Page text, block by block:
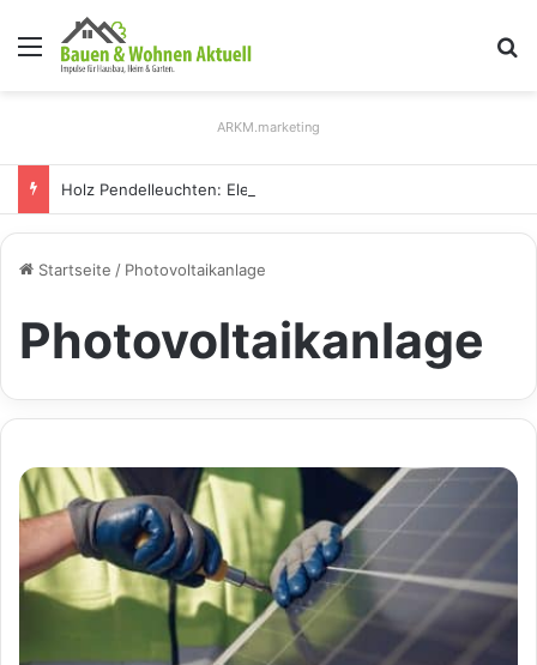
Menü
ARKM.marketing
Startseite / Photovoltaikanlage
Photovoltaikanlage